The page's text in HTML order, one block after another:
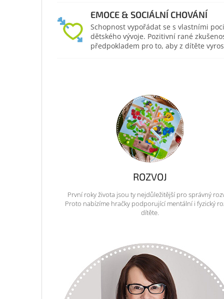
EMOCE & SOCIÁLNÍ CHOVÁNÍ
Schopnost vypořádat se s vlastními
dětského vývoje. Pozitivní rané
předpokladem pro to, aby z dítěte
ROZVOJ
První roky života jsou ty nejdůležitější pro správný
Proto nabízíme hračky podporující mentální i fyzický
dítěte.